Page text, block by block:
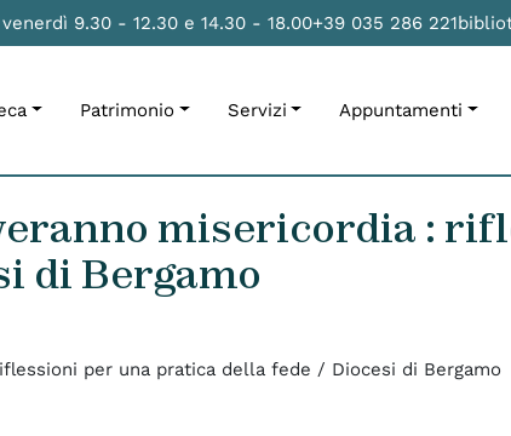
9.30 - 12.30 e 14.30 - 18.00+39 035 286 221
Patrimonio Servizi Appuntamenti
misericordia :
di Bergamo
per una pratica della fede / Diocesi di Bergamo